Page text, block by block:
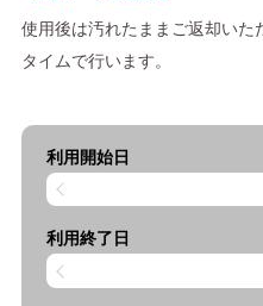
使用後は汚れたままご返却いた
タイムで行います。
利用開始日
利用終了日